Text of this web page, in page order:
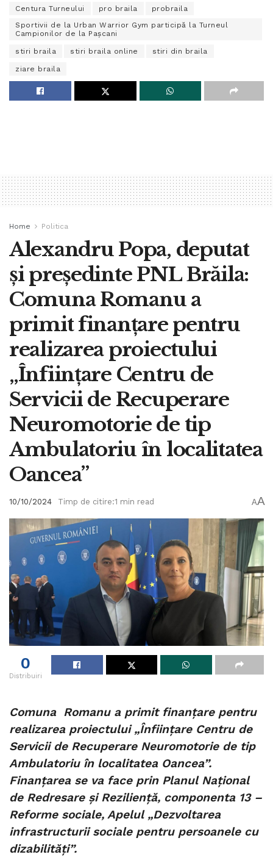
Centura Turneului pro braila
probraila
Sportivii de la Urban Warrior Gym participă la Turneul
Campionilor de la Pașcani
stiri braila stiri braila online stiri din braila
ziare braila
Home Politica
Alexandru Popa, deputat
și președinte PNL Brăila:
Comuna Romanu a
primit finanțare pentru
realizarea proiectului
„Înființare Centru de
Servicii de Recuperare
Neuromotorie de tip
Ambulatoriu în localitatea
Oancea”
10/10/2024 Timp de citire:1 min read AA
0
Distribuiri
Comuna Romanu a primit finanțare pentru
realizarea proiectului „Înființare Centru de
Servicii de Recuperare Neuromotorie de tip
Ambulatoriu în localitatea Oancea”.
Finanțarea se va face prin Planul Național
de Redresare și Reziliență, componenta 13 –
Reforme sociale, Apelul „Dezvoltarea
infrastructurii sociale pentru persoanele cu
dizabilități”.